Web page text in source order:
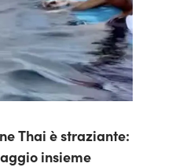
Thai è straziante:
insieme